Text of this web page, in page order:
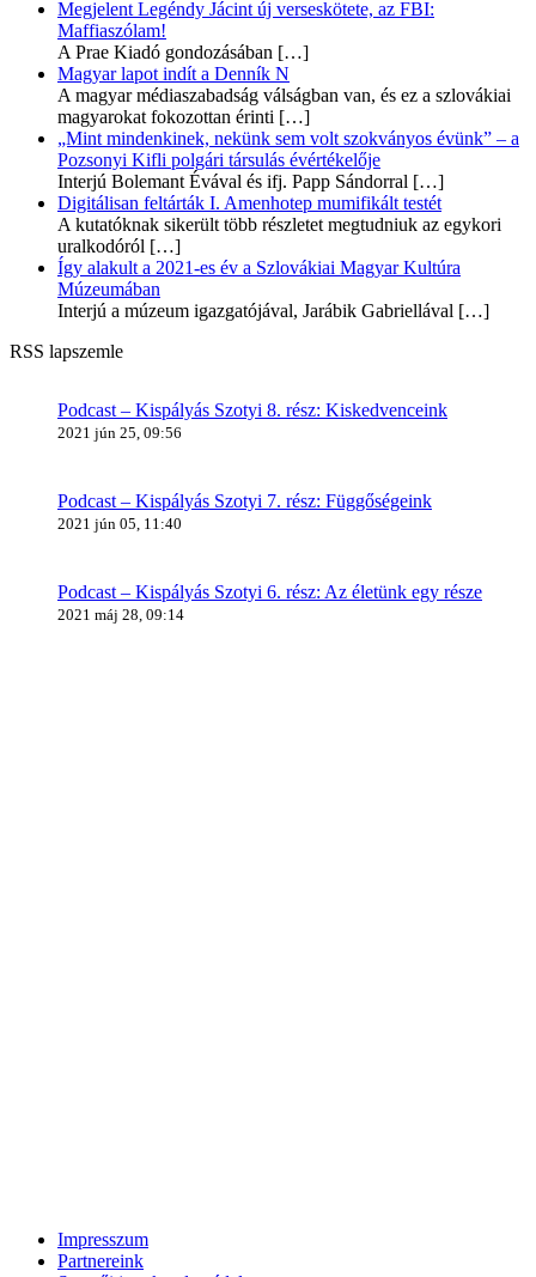
Megjelent Legéndy Jácint új verseskötete, az FBI:
Maffiaszólam!
A Prae Kiadó gondozásában […]
Magyar lapot indít a Denník N
A magyar médiaszabadság válságban van, és ez a szlovákiai
magyarokat fokozottan érinti […]
„Mint mindenkinek, nekünk sem volt szokványos évünk” – a
Pozsonyi Kifli polgári társulás évértékelője
Interjú Bolemant Évával és ifj. Papp Sándorral […]
Digitálisan feltárták I. Amenhotep mumifikált testét
A kutatóknak sikerült több részletet megtudniuk az egykori
uralkodóról […]
Így alakult a 2021-es év a Szlovákiai Magyar Kultúra
Múzeumában
Interjú a múzeum igazgatójával, Jarábik Gabriellával […]
RSS lapszemle
Podcast – Kispályás Szotyi 8. rész: Kiskedvenceink
2021 jún 25, 09:56
Podcast – Kispályás Szotyi 7. rész: Függőségeink
2021 jún 05, 11:40
Podcast – Kispályás Szotyi 6. rész: Az életünk egy része
2021 máj 28, 09:14
Impresszum
Partnereink